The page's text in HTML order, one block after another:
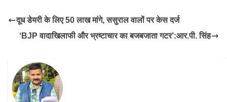
दूध डेयरी के लिए 50 लाख मांगे, ससुराल वालों पर केस दर्ज
‘BJP वादाखिलाफी और भ्रष्टाचार का बजबजाता गटर’:आर.पी. सिंह